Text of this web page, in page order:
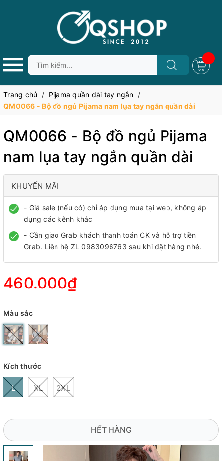
Trang chủ / Pijama quần dài tay ngắn /
QM0066 - Bộ đồ ngủ Pijama nam lụa tay ngắn quần dài
QM0066 - Bộ đồ ngủ Pijama
nam lụa tay ngắn quần dài
KHUYẾN MÃI
- Giá sale (nếu có) chỉ áp dụng mua tại web, không áp
dụng các kênh khác
- Cần giao Grab khách thanh toán CK và hỗ trợ tiền
Grab. Liên hệ ZL 0983096763 sau khi đặt hàng nhé.
460.000₫
Màu sắc
Kích thước
L XL 2XL
HẾT HÀNG